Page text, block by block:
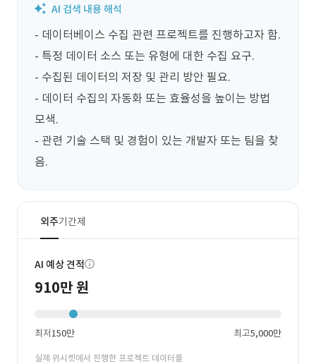
- 데이터베이스 수집 관련 프로젝트를 진행하고자 함.
- 특정 데이터 소스 또는 유형에 대한 수집 요구.
- 수집된 데이터의 저장 및 관리 방안 필요.
- 데이터 수집의 자동화 또는 효율성을 높이는 방법
모색.
- 관련 기술 스택 및 경험이 있는 개발자 또는 팀을 찾
음.
외주기간제
AI 예상 견적
910만 원
최저150만 최고5,000만
실제 위시켓에서 진행한 프로젝트 데이터를